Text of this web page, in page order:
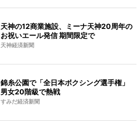
天神の12商業施設、ミーナ天神20周年の
お祝いエール発信 期間限定で
天神経済新聞
錦糸公園で「全日本ボクシング選手権」
男女20階級で熱戦
すみだ経済新聞